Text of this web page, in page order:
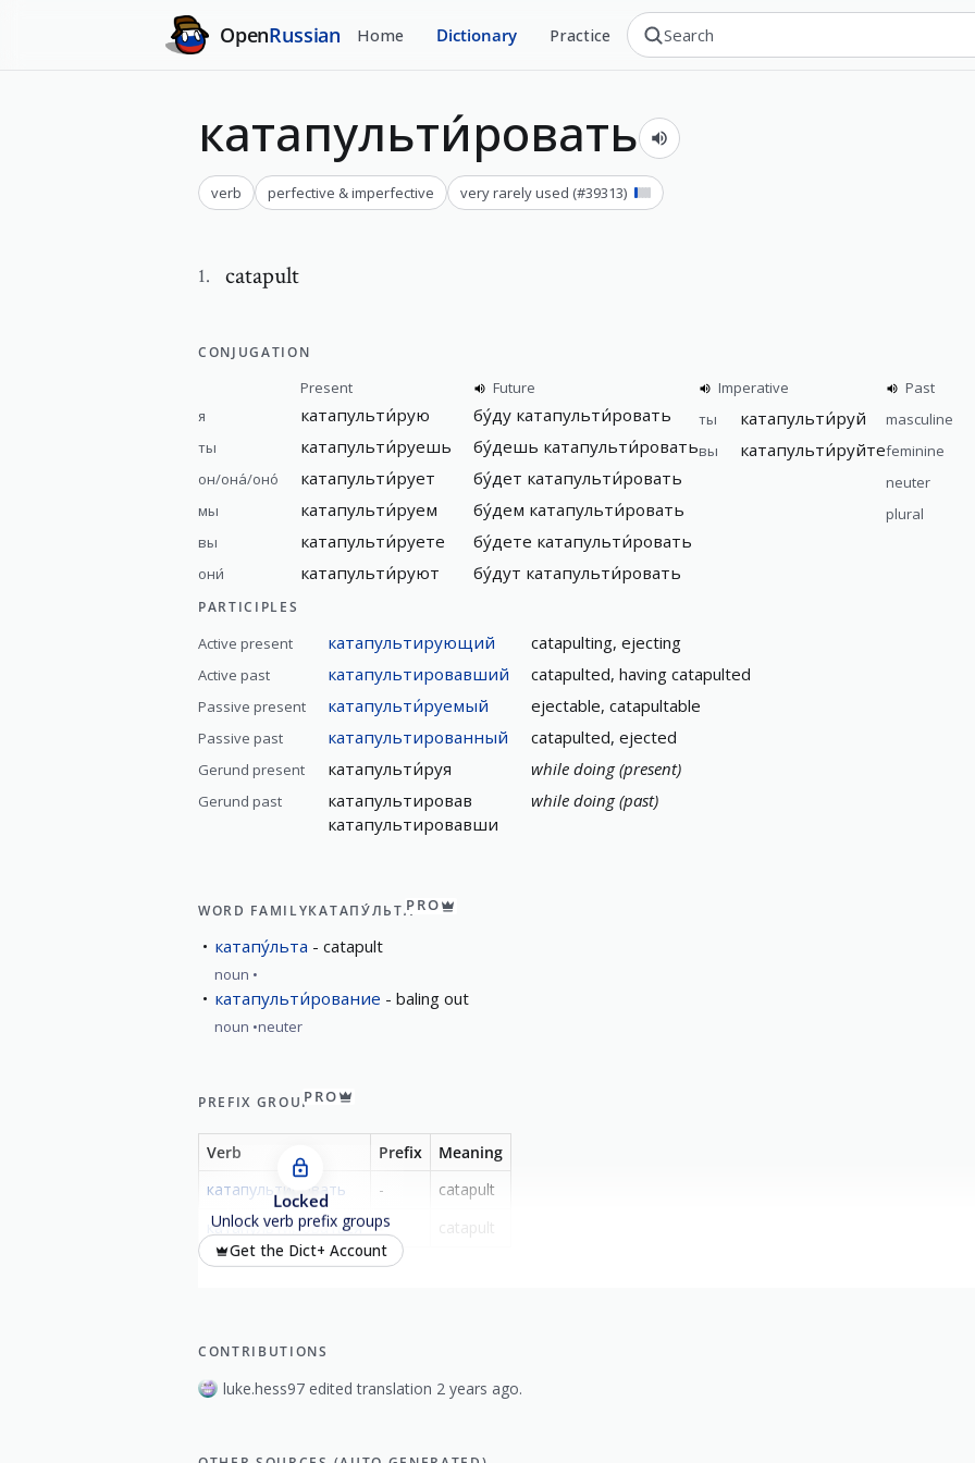
OpenRussian Home Dictionary Practice
катапульти́ровать
verb perfective & imperfective very rarely used (#39313)
1. catapult
CONJUGATION
Present
Future
я
катапульти́рую бу́ду катапульти́ровать
ты катапульти́руешь бу́дешь катапульти́ровать
он/она́/оно́ катапульти́рует бу́дет катапульти́ровать
мы катапульти́руем бу́дем катапульти́ровать
вы катапульти́руете бу́дете катапульти́ровать
они́ катапульти́руют бу́дут катапульти́ровать
Imperative
ты
катапульти́руй
вы катапульти́руйте
Past
masculine
feminine
neuter
plural
PARTICIPLES
Active present катапультирующий catapulting, ejecting
Active past катапультировавший catapulted, having catapulted
Passive present катапульти́руемый ejectable, catapultable
Passive past катапультированный catapulted, ejected
Gerund present катапульти́руя while doing (present)
Gerund past
катапультировав
катапультировавши
while doing (past)
WORD FAMILYКАТАПУ́ЛЬТАPRO
катапу́льта catapult
noun
катапульти́рование baling out
noun neuter
PREFIX GROUPPRO
Verb Prefix
Meaning
катапульти́ровать
-
catapult
катапульти́роваться
-
Locked
Unlock verb prefix groups
Get the Dict+ Account
CONTRIBUTIONS
luke.hess97 edited translation 2 years ago.